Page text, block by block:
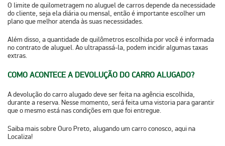
O limite de quilometragem no aluguel de carros depende da necessidade
do cliente, seja ela diária ou mensal, então é importante escolher um
plano que melhor atenda às suas necessidades.
Além disso, a quantidade de quilômetros escolhida por você é informada
no contrato de aluguel. Ao ultrapassá-la, podem incidir algumas taxas
extras.
COMO ACONTECE A DEVOLUÇÃO DO CARRO ALUGADO?
A devolução do carro alugadodeve ser feita na agência escolhida,
durante a reserva. Nesse momento, será feita uma vistoria para garantir
que o mesmo está nas condições em que foi entregue.
Saiba mais sobre Ouro Preto, alugando um carro conosco, aqui na
Localiza!